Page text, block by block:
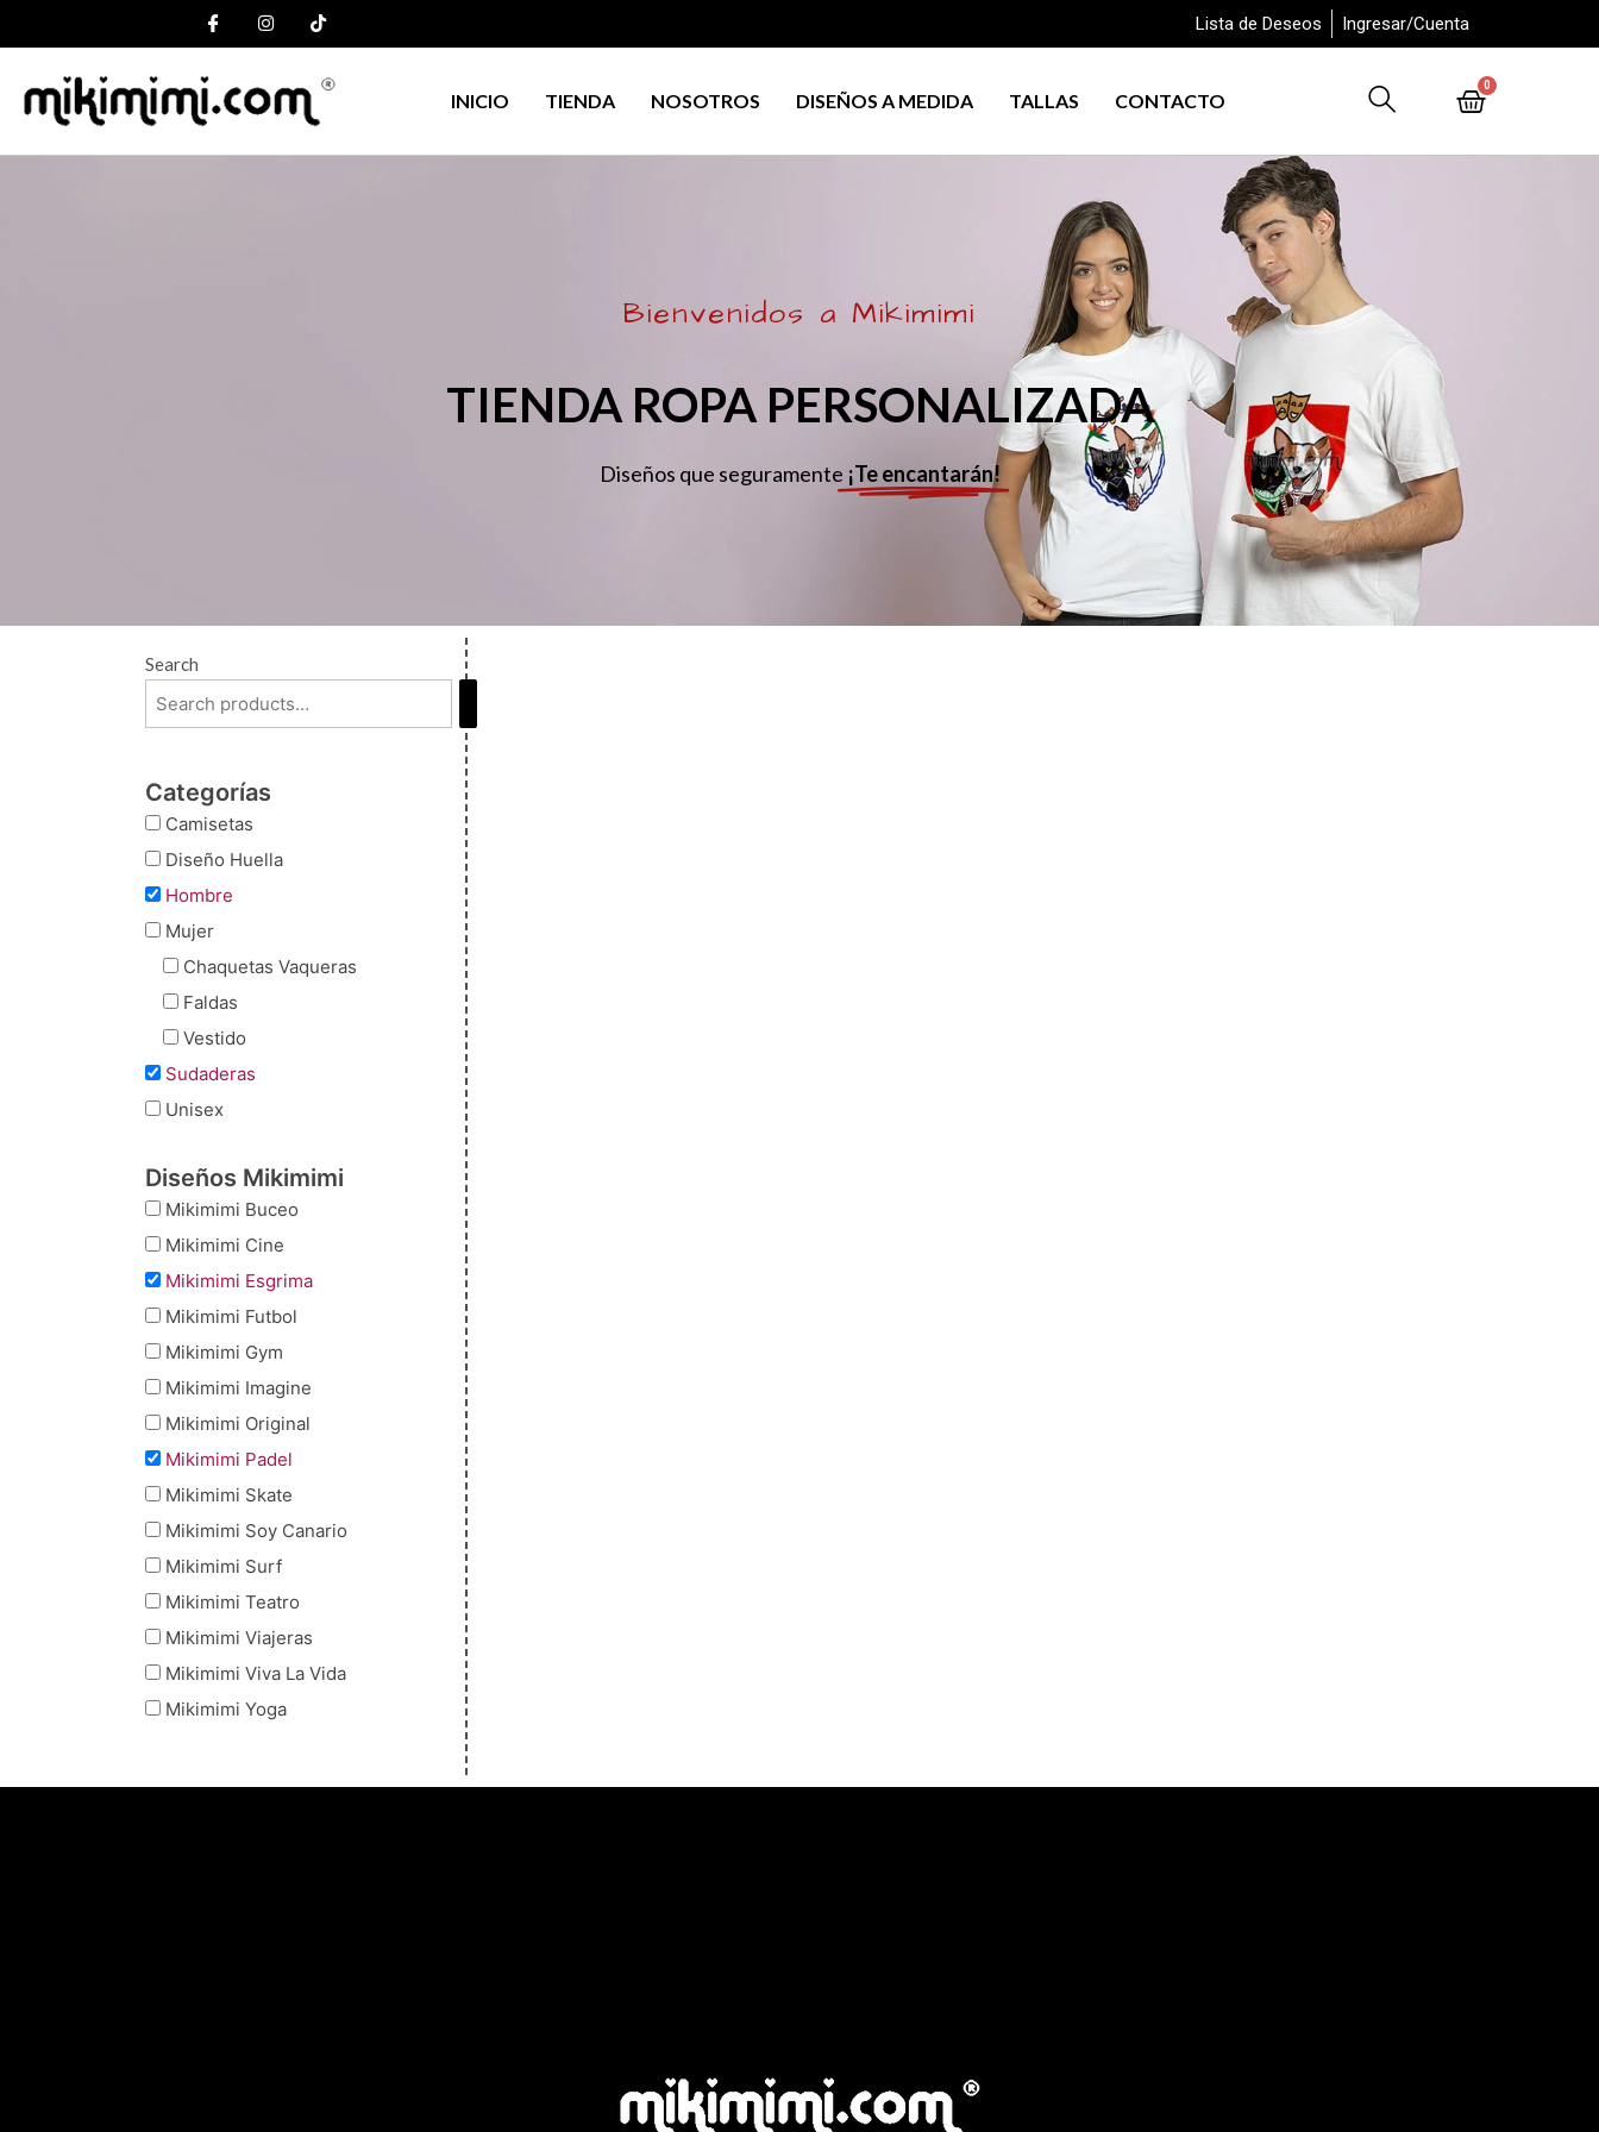
Lista de Deseos Ingresar/Cuenta
INICIO TIENDA NOSOTROS DISEÑOS A MEDIDA TALLAS CONTACTO
0
Bienvenidos a Mikimimi
TIENDA ROPA PERSONALIZADA
Diseños que seguramente ¡Te encantarán!
Search
Categorías
Camisetas
Diseño Huella
Hombre
Mujer
Chaquetas Vaqueras
Faldas
Vestido
Sudaderas
Unisex
Diseños Mikimimi
Mikimimi Buceo
Mikimimi Cine
Mikimimi Esgrima
Mikimimi Futbol
Mikimimi Gym
Mikimimi Imagine
Mikimimi Original
Mikimimi Padel
Mikimimi Skate
Mikimimi Soy Canario
Mikimimi Surf
Mikimimi Teatro
Mikimimi Viajeras
Mikimimi Viva La Vida
Mikimimi Yoga